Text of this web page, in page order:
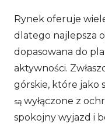
Rynek oferuje
dlatego najlepsza
dopasowana do
aktywności.
górskie, które jako
są wyłączone z
spokojny wyjazd i